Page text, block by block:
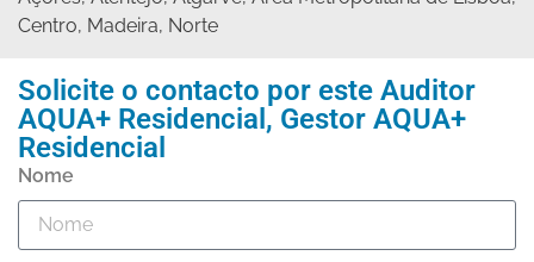
Centro, Madeira, Norte
Solicite o contacto por este Auditor
AQUA+ Residencial , Gestor AQUA+
Residencial
Nome